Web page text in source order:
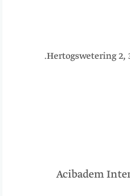
Hertogswetering 2,
Acibadem